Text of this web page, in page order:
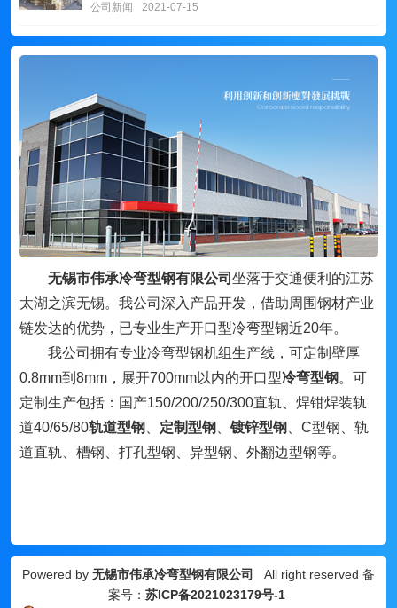
公司新闻 2021-07-15
无锡市伟承冷弯型钢有限公司 坐落于交通便利的江苏
太湖之滨无锡。我公司深入产品开发，借助周围钢材产业
链发达的优势，已专业生产开口型冷弯型钢近20年。
我公司拥有专业冷弯型钢机组生产线，可定制壁厚
0.8mm到8mm，展开700mm以内的开口型冷弯型钢 。可
定制生产包括：国产150/200/250/300直轨、焊钳焊装轨
道40/65/80轨道型钢 定制型钢 镀锌型钢
C型钢、轨
道直轨、槽钢、打孔型钢、异型钢、外翻边型钢等。
Powered by 无锡市伟承冷弯型钢有限公司
All right reserved 备
案号： 苏ICP备2021023179号-1